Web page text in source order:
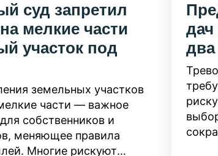
суд запретил
мелкие части
участок под
земельных участков
части — важное
собственников и
меняющее правила
Многие рискуют
два